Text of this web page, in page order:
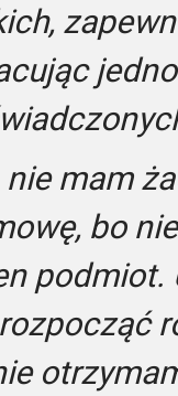
mam
bo
podmiot.